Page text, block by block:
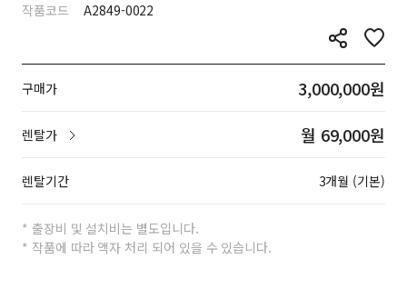
작품코드
A2849-0022
구매가 3,000,000원
렌탈가 월 69,000원
렌탈기간 3개월 (기본)
* 출장비 및 설치비는 별도입니다.
* 작품에 따라 액자 처리 되어 있을 수 있습니다.